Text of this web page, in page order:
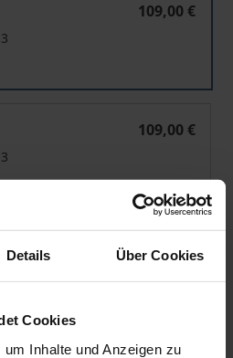
Details Über Cookies
Cookies
Inhalte und Anzeigen zu
109,00 €
109,00 €
Abhängig von der Lieferadresse
variieren.
Warenkorb